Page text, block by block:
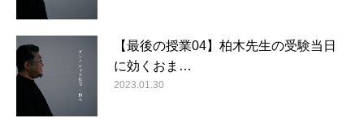
【最後の授業04】柏木先生の受験当日
に効くおま…
2023.01.30